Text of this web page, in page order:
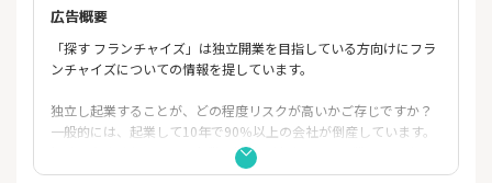
広告概要
「探す フランチャイズ」は独立開業を目指している方向けにフラ
ンチャイズについての情報を提しています。
独立し起業することが、どの程度リスクが高いかご存じですか？
一般的には、起業して10年で90％以上の会社が倒産しています。
初めはうまく行っても、事業を継続し続けることは難しいです。
一方で、フランチャイズとしてブランドを利用するとどうでしょ